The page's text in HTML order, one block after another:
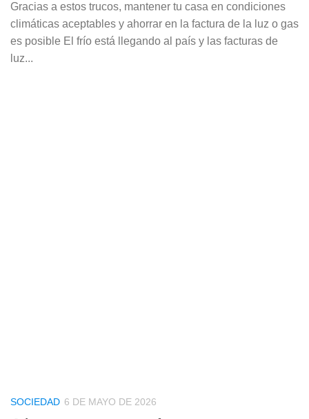
Gracias a estos trucos, mantener tu casa en condiciones
climáticas aceptables y ahorrar en la factura de la luz o gas
es posible El frío está llegando al país y las facturas de
luz...
SOCIEDAD 6 DE MAYO DE 2026